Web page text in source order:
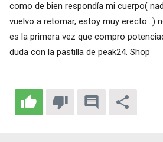
como de bien respondía mi cuerpo(
vuelvo a retomar, estoy muy erecto...)
es la primera vez que compro
duda con la pastilla de peak24. Shop